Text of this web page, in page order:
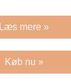
Læs mere »
Køb nu »